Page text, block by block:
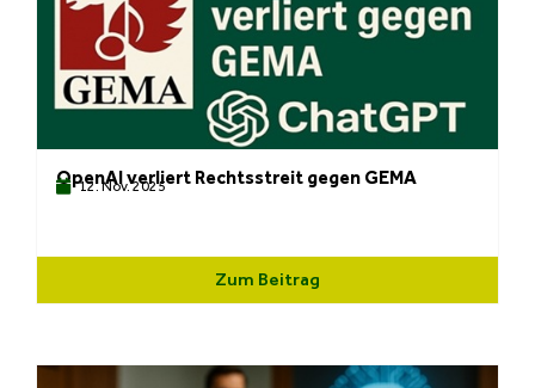
OpenAI verliert Rechtsstreit gegen GEMA
12. Nov. 2025
Zum Beitrag